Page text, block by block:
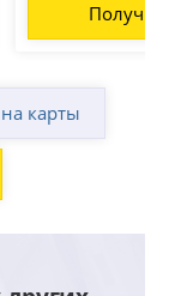
карты